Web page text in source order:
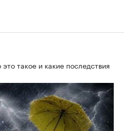
такое и какие последствия